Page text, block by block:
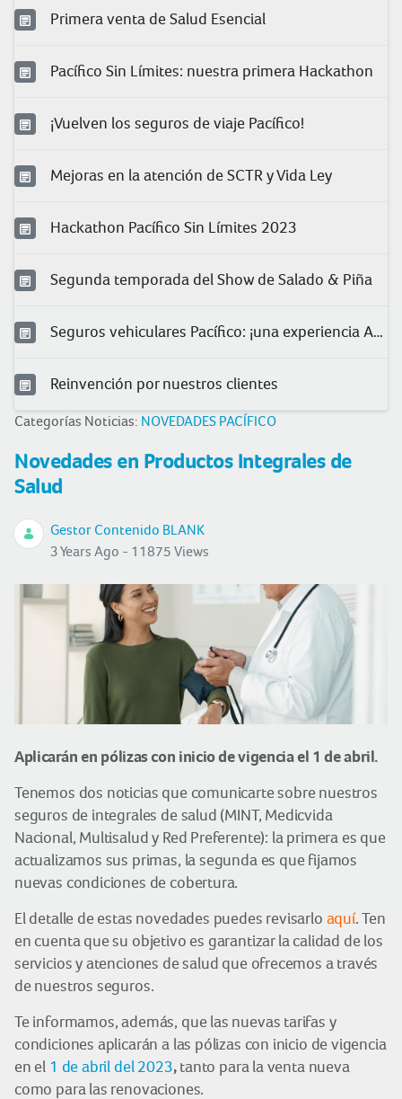
Primera venta de Salud Esencial
Pacífico Sin Límites: nuestra primera Hackathon
¡Vuelven los seguros de viaje Pacífico!
Mejoras en la atención de SCTR y Vida Ley
Hackathon Pacífico Sin Límites 2023
Segunda temporada del Show de Salado & Piña
Seguros vehiculares Pacífico: ¡una experiencia Asu!
Reinvención por nuestros clientes
Categorías Noticias: NOVEDADES PACÍFICO
Novedades en Productos Integrales de
Salud
Gestor Contenido BLANK
3 Years Ago - 11875 Views
Aplicarán en pólizas con inicio de vigencia el 1 de abril.
Tenemos dos noticias que comunicarte sobre nuestros
seguros de integrales de salud (MINT, Medicvida
Nacional, Multisalud y Red Preferente): la primera es que
actualizamos sus primas, la segunda es que fijamos
nuevas condiciones de cobertura.
El detalle de estas novedades puedes revisarlo aquí. Ten
en cuenta que su objetivo es garantizar la calidad de los
servicios y atenciones de salud que ofrecemos a través
de nuestros seguros.
Te informamos, además, que las nuevas tarifas y
condiciones aplicarán a las pólizas con inicio de vigencia
en el 1 de abril del 2023, tanto para la venta nueva
como para las renovaciones.